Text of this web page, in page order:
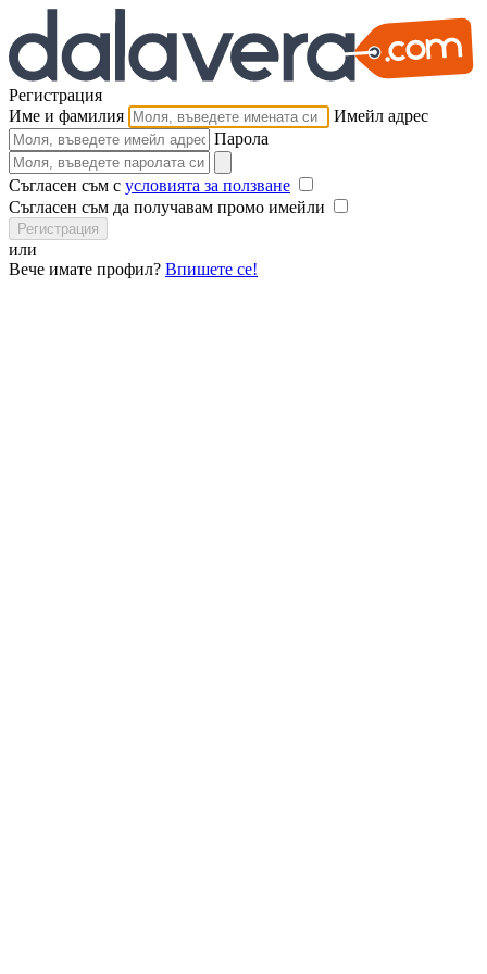
Регистрация
Име и фамилия
Имейл адрес
Парола
Съгласен съм с условията за ползване
Съгласен съм да получавам промо имейли
Регистрация
или
Вече имате профил? Впишете се!